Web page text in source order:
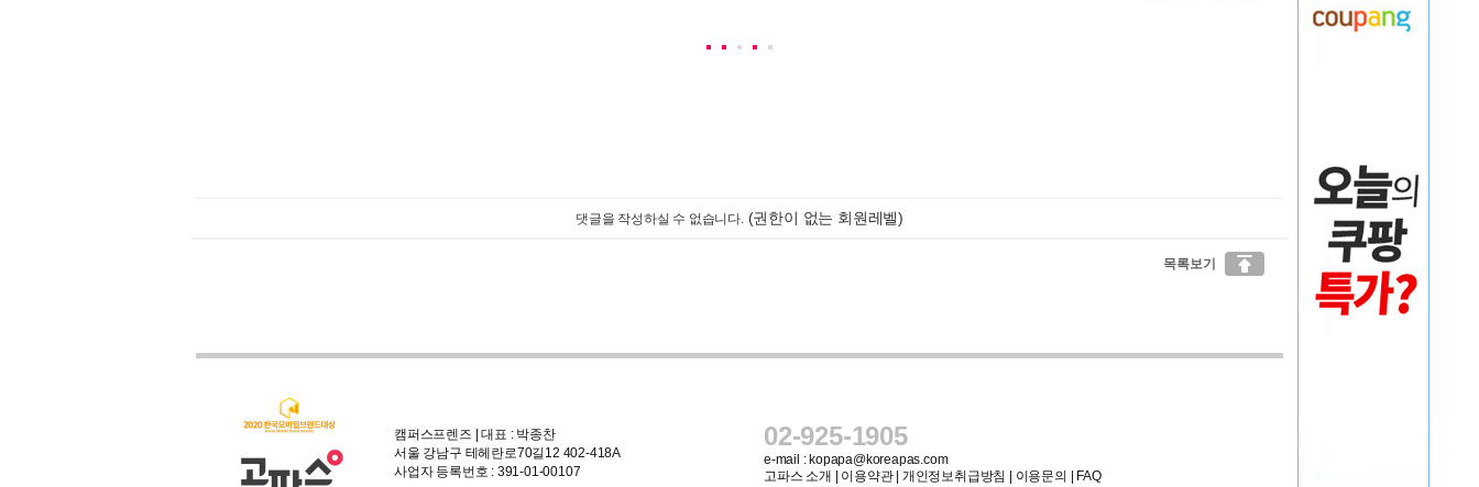
댓글을 작성하실 수 없습니다. (권한이 없는 회원레벨)
목록보기 
캠퍼스프렌즈 | 대표 : 박종찬
서울 강남구 테헤란로70길12 402-418A
사업자 등록번호 : 391-01-00107
02-925-1905
e-mail : kopapa@koreapas.com
고파스 소개
이용약관| 개인정보취급방침 이용문의 FAQ